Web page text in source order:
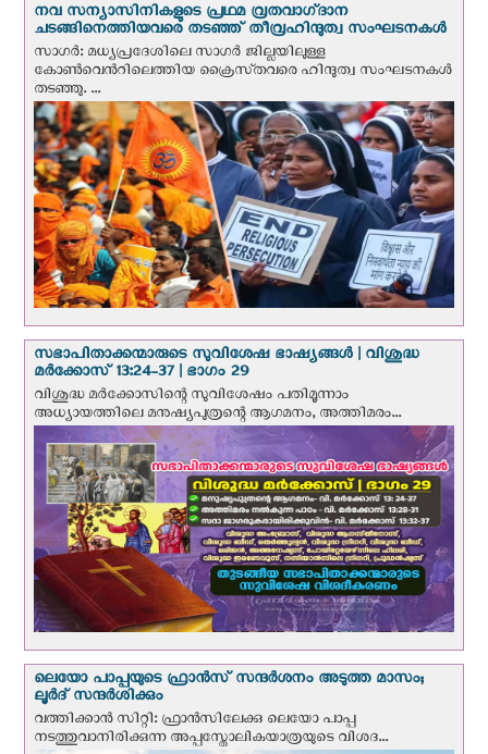
നവ സന്യാസിനികളുടെ പ്രഥമ വ്രതവാഗ്‌ദാന
ചടങ്ങിനെത്തിയവരെ തടഞ്ഞ് തീവ്രഹിന്ദുത്വ സംഘടനകള്‍
സാഗർ: മധ്യപ്രദേശിലെ സാഗർ ജില്ലയിലുള്ള
കോൺവെന്‍റിലെത്തിയ ക്രൈസ്‌തവരെ ഹിന്ദുത്വ സംഘടനകൾ
തടഞ്ഞു. ...
സഭാപിതാക്കന്മാരുടെ സുവിശേഷ ഭാഷ്യങ്ങള്‍ | വിശുദ്ധ
മര്‍ക്കോസ് 13:24-37 | ഭാഗം 29
വിശുദ്ധ മര്‍ക്കോസിന്റെ സുവിശേഷം പതിമൂന്നാം
അധ്യായത്തിലെ മനുഷ്യപുത്രന്റെ ആഗമനം, അത്തിമരം...
ലെയോ പാപ്പയുടെ ഫ്രാന്‍സ് സന്ദര്‍ശനം അടുത്ത മാസം;
ലൂര്‍ദ് സന്ദര്‍ശിക്കും
വത്തിക്കാന്‍ സിറ്റി: ഫ്രാൻസിലേക്കു ലെയോ പാപ്പ
നടത്തുവാനിരിക്കുന്ന അപ്പസ്തോലികയാത്രയുടെ വിശദ...